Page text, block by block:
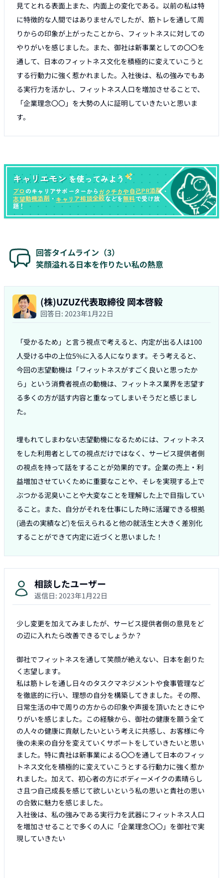
見てとれる表面上また、内面上の変化である。以前の私は特
に特徴的な人間ではありませんでしたが、筋トレを通して周
りからの印象が上がったことから、フィットネスに対しての
やりがいを感じました。また、御社は新事業としての〇〇を
通して、日本のフィットネス文化を積極的に変えていこうと
する行動力に強く惹かれました。入社後は、私の強みでもあ
る実行力を活かし、フィットネス人口を増加させることで、
「企業理念〇〇」を大勢の人に証明していきたいと思いま
す。
キャリエモン を使ってみよう
プロ のキャリアサポーターからガクチカや自己PR添削・
志望動機添削 ・キャリア相談全般などを無料で受け放
題！
回答タイムライン（3）
笑顔溢れる日本を作りたい私の熱意
(株)UZUZ代表取締役 岡本啓毅
回答日: 2023年1月22日
「受かるため」と言う視点で考えると、内定が出る人は100
人受ける中の上位5%に入る人になります。そう考えると、
今回の志望動機は「フィットネスがすごく良いと思ったか
ら」という消費者視点の動機は、フィットネス業界を志望す
る多くの方が話す内容と重なってしまいそうだと感じまし
た。
埋もれてしまわない志望動機になるためには、フィットネス
をした利用者としての視点だけではなく、サービス提供者側
の視点を持って話をすることが効果的です。企業の売上・利
益増加させていくために重要なことや、そレを実現する上で
ぶつかる泥臭いことや大変なことを理解した上で目指してい
ること。また、自分がそれを仕事にした時に活躍できる根拠
(過去の実績など)を伝えられると他の就活生と大きく差別化
することができて内定に近づくと思いました！
相談したユーザー
返信日: 2023年1月22日
少し変更を加えてみましたが、サービス提供者側の意見をど
の辺に入れたら改善できるでしょうか？
御社でフィットネスを通して笑顔が絶えない、日本を創りた
く志望します。
私は筋トレを通し日々のタスクマネジメントや食事管理など
を徹底的に行い、理想の自分を構築してきました。その際、
日常生活の中で周りの方からの印象や声援を頂いたときにや
りがいを感じました。この経験から、御社の健康を願う全て
の人々の健康に貢献したいという考えに共感し、お客様に今
後の未来の自分を変えていくサポートをしていきたいと思い
ました。特に貴社は新事業による〇〇を通して日本のフィッ
トネス文化を積極的に変えていこうとする行動力に強く惹か
れました。加えて、初心者の方にボディーメイクの素晴らし
さ且つ自己成長を感じて欲しいという私の思いと貴社の思い
の合致に魅力を感じました。
入社後は、私の強みである実行力を武器にフィットネス人口
を増加させることで多くの人に「企業理念〇〇」を御社で実
現していきたい